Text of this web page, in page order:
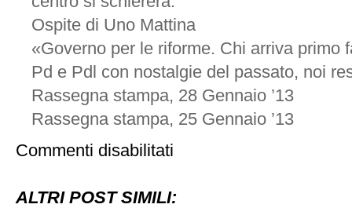
Ospite di Uno Mattina
«Governo per le riforme. Chi arriva primo
Pd e Pdl con nostalgie del passato, noi
Rassegna stampa, 28 Gennaio ’13
Rassegna stampa, 25 Gennaio ’13
Commenti disabilitati
Gennaio
ALTRI POST SIMILI: